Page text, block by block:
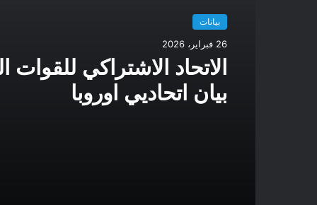
بيانات
26 فبراير، 2026
الاتحاد الاشتراكي للقوات
بيان اتحاديي اوروبا